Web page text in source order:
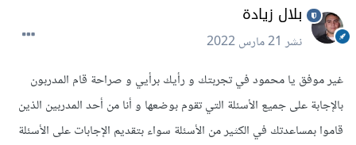
بلال زيادة
نشر21 مارس 2022
غير موفق يا محمود في تجربتك و رأيك برأيي و صراحة قام المدربون
بالإجابة على جميع الأسئلة التي تقوم بوضعها و أنا من أحد المدربين الذين
قاموا بمساعدتك في الكثير من الأسئلة سواء بتقديم الإجابات على الأسئلة